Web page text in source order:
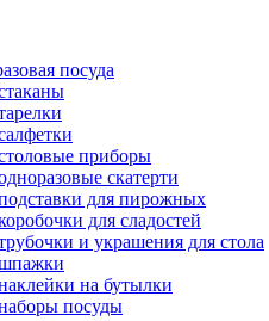
посуда
приборы
скатерти
для пирожных
для сладостей
и украшения для стола
на бутылки
посуды